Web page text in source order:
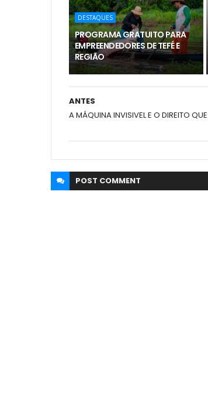
DESTAQUES
PROGRAMA GRATUITO PARA
EMPREENDEDORES DE TEFÉ E
REGIÃO
ANTES
A MÁQUINA INVISIVEL E O DIREITO QUE
POST COMMENT